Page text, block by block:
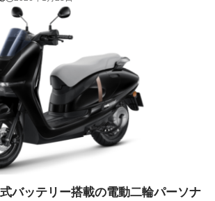
式バッテリー搭載の電動二輪パーソナ